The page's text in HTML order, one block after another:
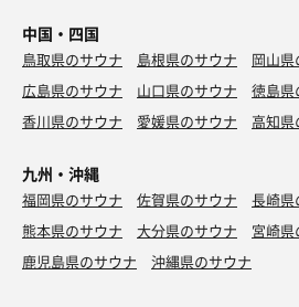
中国・四国
鳥取県のサウナ 島根県のサウナ
岡山県
広島県のサウナ
山口県のサウナ
徳島県
香川県のサウナ
愛媛県のサウナ 高知県
九州・沖縄
福岡県のサウナ 佐賀県のサウナ
長崎県
熊本県のサウナ
大分県のサウナ
宮崎県
鹿児島県のサウナ
沖縄県のサウナ